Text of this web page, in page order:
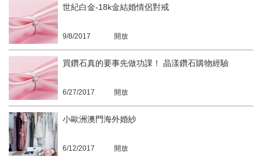
世紀白金-18k金結婚情侶對戒
9/8/2017 開放
買鑽石真的要事先做功課！ 晶漾鑽石購物經驗
6/27/2017 開放
小歐洲澳門海外婚紗
6/12/2017 開放